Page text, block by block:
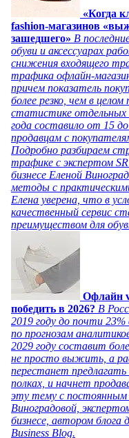
«Когда
fashion-магазинов
зашедшего» В
обуви и аксессуарах
снижения входящего
трафика офлайн-
причем показатель
более резко, чем в
статистике отдельных
года составило от 15
продавцам с
Подробно разбираем
трафике с экспертом
бизнесе Еленой
методы с
Елена уверена, что в
качественный сервис
преимуществом для
Офлайн
победить в 2026? В
2019 году до почти
по прогнозам
2029 году составит
не просто выжить, а
перестанет
полках, и начнет
эту тему с постоянным
Виноградовой,
бизнесе, автором блога
Business Blog.